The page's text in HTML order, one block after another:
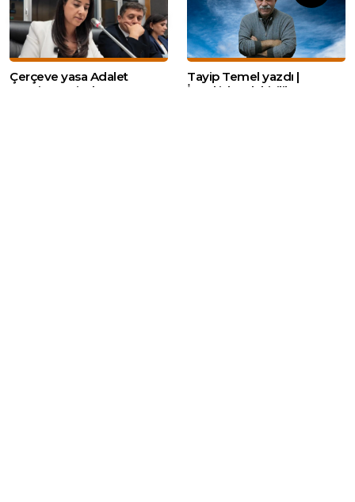
Çerçeve yasa Adalet
Komisyonu’nda: DEM
Tayip Temel yazdı |
İmralı’da tek kişilik satranç: